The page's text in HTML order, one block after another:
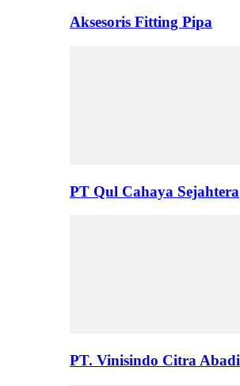
Aksesoris Fitting Pipa
PT Qul Cahaya Sejahtera
PT. Vinisindo Citra Abadi